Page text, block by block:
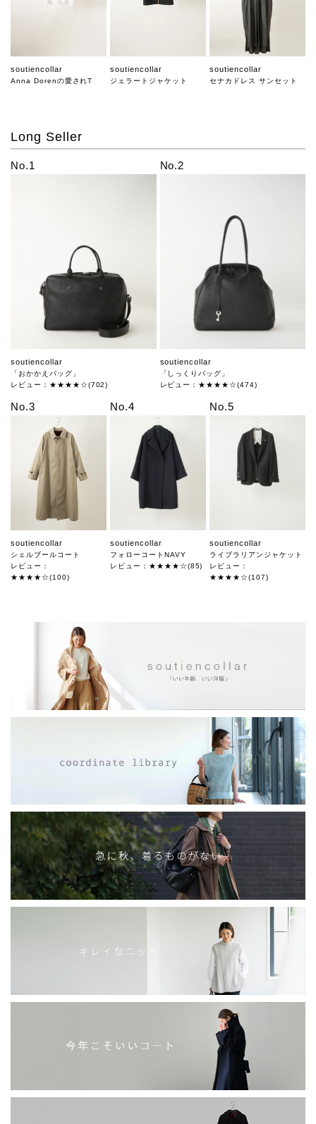
soutiencollar
Anna Dorenの愛されT
soutiencollar
ジェラートジャケット
soutiencollar
セナカドレス サンセット
Long Seller
No.1
soutiencollar
「おかかえバッグ」
レビュー：★★★★☆(702)
No.2
soutiencollar
「しっくりバッグ」
レビュー：★★★★☆(474)
No.3
soutiencollar
シェルブールコート
レビュー：
★★★★☆(100)
No.4
soutiencollar
フォローコートNAVY
レビュー：★★★★☆(85)
No.5
soutiencollar
ライブラリアンジャケット
レビュー：
★★★★☆(107)